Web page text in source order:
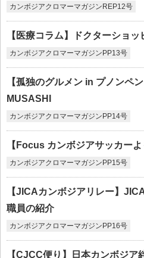
カンボジアクロマーマガジンREP12号
【医療コラム】ドクターショッ
カンボジアクロマーマガジンPP13号
【孤独のグルメン in プノンペ
MUSASHI
カンボジアクロマーマガジンPP14号
【Focus カンボジアサッカーよ
カンボジアクロマーマガジンPP15号
【JICAカンボジアリレー】
職員の紹介
カンボジアクロマーマガジンPP16号
【CJCC便り】日本カンボジア